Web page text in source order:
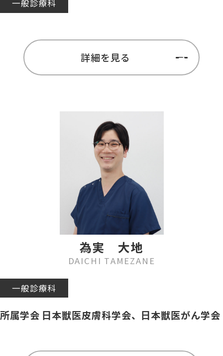
一般診療科
詳細を見る
為実 大地
DAICHI TAMEZANE
一般診療科
所属学会 日本獣医皮膚科学会、日本獣医がん学会